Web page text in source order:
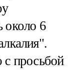
около 6
просьбой